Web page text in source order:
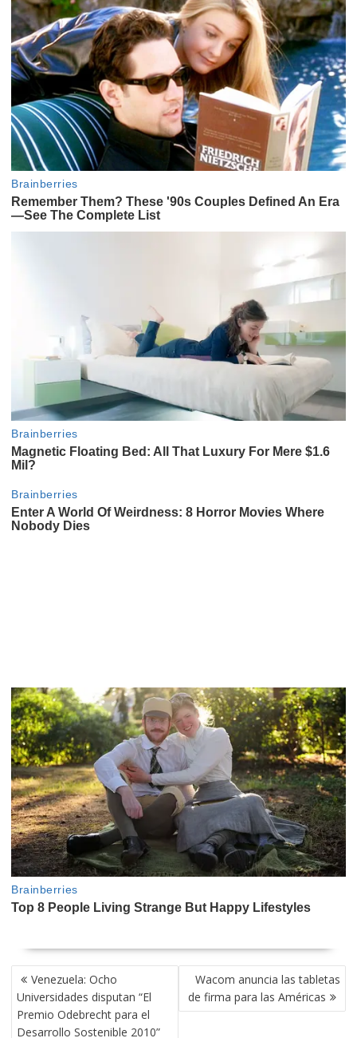
NAVEGACIÓN
DE
ENTRADAS
Venezuela: Ocho
Universidades disputan “El
Premio Odebrecht para el
Desarrollo Sostenible 2010”
Wacom anuncia las tabletas
de firma para las Américas